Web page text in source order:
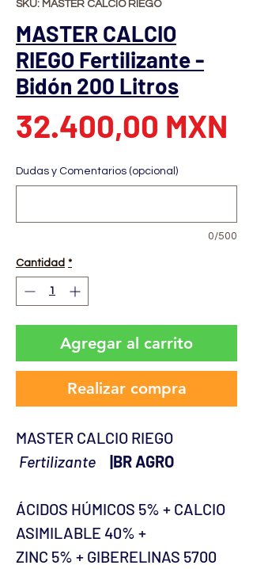
SKU: MASTER CALCIO RIEGO
MASTER CALCIO
RIEGO Fertilizante -
Bidón 200 Litros
32.400,00 MXN
Dudas y Comentarios (opcional)
0/500
Cantidad *
Agregar al carrito
Realizar compra
MASTER CALCIO RIEGO
Fertilizante
|BR AGRO
ÁCIDOS HÚMICOS 5% + CALCIO
ASIMILABLE 40% +
ZINC 5% + GIBERELINAS 5700